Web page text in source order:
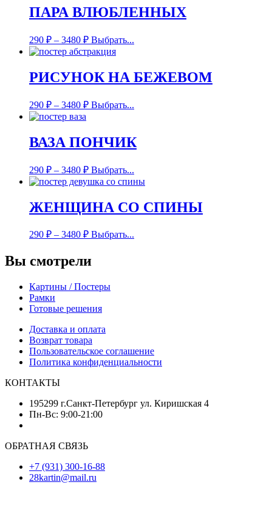
ПАРА ВЛЮБЛЕННЫХ
290 ₽ – 3480 ₽ Выбрать...
РИСУНОК НА БЕЖЕВОМ
290 ₽ – 3480 ₽ Выбрать...
ВАЗА ПОНЧИК
290 ₽ – 3480 ₽ Выбрать...
ЖЕНЩИНА СО СПИНЫ
290 ₽ – 3480 ₽ Выбрать...
Вы смотрели
Картины / Постеры
Рамки
Готовые решения
Доставка и оплата
Возврат товара
Пользовательское соглашение
Политика конфиденциальности
КОНТАКТЫ
195299 г.Санкт-Петербург ул. Киришская 4
Пн-Вс: 9:00-21:00
ОБРАТНАЯ СВЯЗЬ
+7 (931) 300-16-88
28kartin@mail.ru